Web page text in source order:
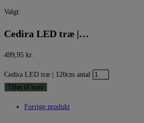
Valgt:
Cedira LED træ |…
499,95 kr.
Cedira LED træ | 120cm antal
Tilføj til kurv
Forrige produkt